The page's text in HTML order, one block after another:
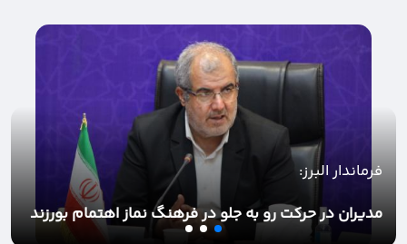
فرماندار البرز:
مدیران در حرکت رو به جلو در فرهنگ نماز اهتمام بورزند